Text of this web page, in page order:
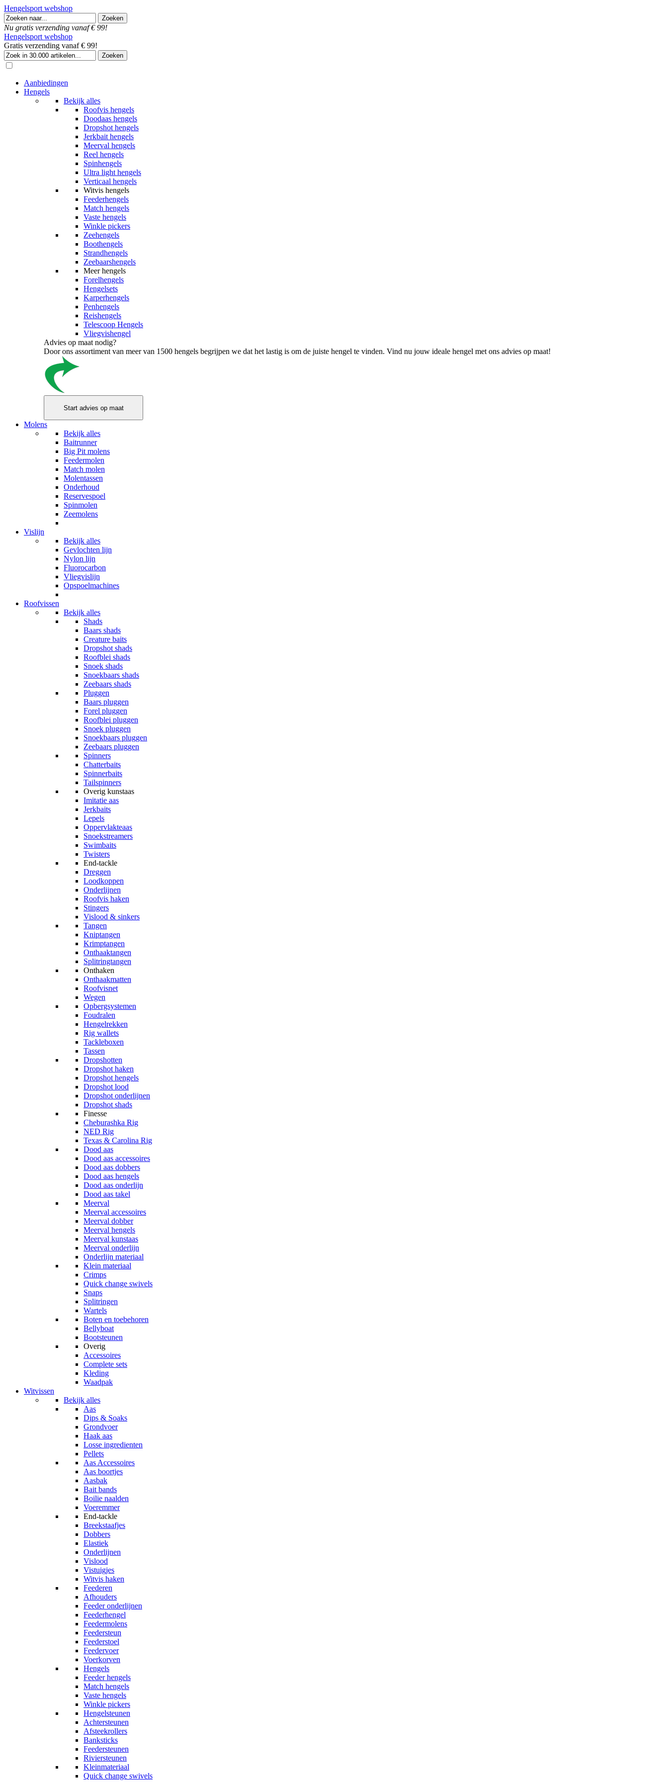
Hengelsport webshop
Nu gratis verzending vanaf € 99!
Hengelsport webshop
Gratis verzending vanaf € 99!
Aanbiedingen
Hengels
Bekijk alles
Roofvis hengels
Doodaas hengels
Dropshot hengels
Jerkbait hengels
Meerval hengels
Reel hengels
Spinhengels
Ultra light hengels
Verticaal hengels
Witvis hengels
Feederhengels
Match hengels
Vaste hengels
Winkle pickers
Zeehengels
Boothengels
Strandhengels
Zeebaarshengels
Meer hengels
Forelhengels
Hengelsets
Karperhengels
Penhengels
Reishengels
Telescoop Hengels
Vliegvishengel
Advies op maat nodig?
Door ons assortiment van meer van 1500 hengels begrijpen we dat het lastig is om de juiste hengel te vinden. Vind nu jouw ideale hengel met ons advies op maat!
Molens
Bekijk alles
Baitrunner
Big Pit molens
Feedermolen
Match molen
Molentassen
Onderhoud
Reservespoel
Spinmolen
Zeemolens
Vislijn
Bekijk alles
Gevlochten lijn
Nylon lijn
Fluorocarbon
Vliegvislijn
Opspoelmachines
Roofvissen
Bekijk alles
Shads
Baars shads
Creature baits
Dropshot shads
Roofblei shads
Snoek shads
Snoekbaars shads
Zeebaars shads
Pluggen
Baars pluggen
Forel pluggen
Roofblei pluggen
Snoek pluggen
Snoekbaars pluggen
Zeebaars pluggen
Spinners
Chatterbaits
Spinnerbaits
Tailspinners
Overig kunstaas
Imitatie aas
Jerkbaits
Lepels
Oppervlakteaas
Snoekstreamers
Swimbaits
Twisters
End-tackle
Dreggen
Loodkoppen
Onderlijnen
Roofvis haken
Stingers
Vislood & sinkers
Tangen
Kniptangen
Krimptangen
Onthaaktangen
Splitringtangen
Onthaken
Onthaakmatten
Roofvisnet
Wegen
Opbergsystemen
Foudralen
Hengelrekken
Rig wallets
Tackleboxen
Tassen
Dropshotten
Dropshot haken
Dropshot hengels
Dropshot lood
Dropshot onderlijnen
Dropshot shads
Finesse
Cheburashka Rig
NED Rig
Texas & Carolina Rig
Dood aas
Dood aas accessoires
Dood aas dobbers
Dood aas hengels
Dood aas onderlijn
Dood aas takel
Meerval
Meerval accessoires
Meerval dobber
Meerval hengels
Meerval kunstaas
Meerval onderlijn
Onderlijn materiaal
Klein materiaal
Crimps
Quick change swivels
Snaps
Splitringen
Wartels
Boten en toebehoren
Bellyboat
Bootsteunen
Overig
Accessoires
Complete sets
Kleding
Waadpak
Witvissen
Bekijk alles
Aas
Dips & Soaks
Grondvoer
Haak aas
Losse ingredienten
Pellets
Aas Accessoires
Aas boortjes
Aasbak
Bait bands
Boilie naalden
Voeremmer
End-tackle
Breekstaafjes
Dobbers
Elastiek
Onderlijnen
Vislood
Vistuigjes
Witvis haken
Feederen
Afhouders
Feeder onderlijnen
Feederhengel
Feedermolens
Feedersteun
Feederstoel
Feedervoer
Voerkorven
Hengels
Feeder hengels
Match hengels
Vaste hengels
Winkle pickers
Hengelsteunen
Achtersteunen
Afsteekrollers
Banksticks
Feedersteunen
Riviersteunen
Kleinmateriaal
Quick change swivels